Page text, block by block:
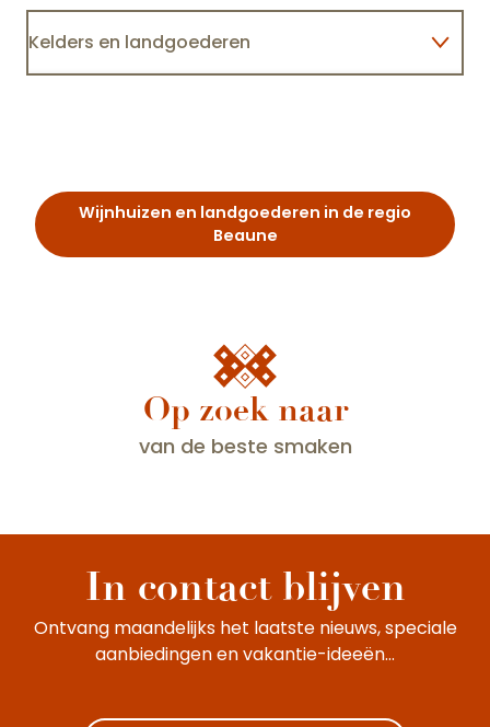
Kelders en landgoederen
Wijnhuizen en landgoederen in de regio
Beaune
Op zoek naar
van de beste smaken
Het beste van Bourgondië: wijnproeverijen
In contact blijven
Ontvang maandelijks het laatste nieuws, speciale
aanbiedingen en vakantie-ideeën...